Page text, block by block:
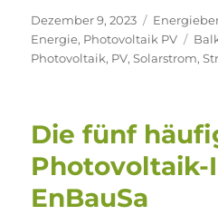
Veröffentlicht
am
Dezember 9, 2023 Kategorien
Energie, Photovoltaik PV
Photovoltaik, PV,Solarstrom,
Die fünf
EnBauSa